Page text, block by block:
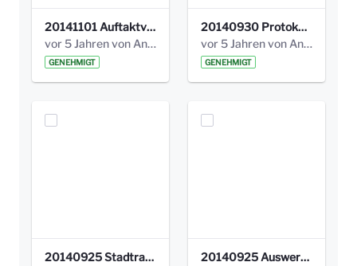
20141101 Auftaktveranstaltung Dokumentation.pdf
vor 5 Jahren von Anni Schlumberger
GENEHMIGT
20140930 Protokoll Feuerseefest_01.pdf
vor 5 Jahren von Anni Schlumberger
GENEHMIGT
20140925 Stadtraum_West_Ausstellungstafeln.pdf
20140925 Auswertung_Themenecken.pdf